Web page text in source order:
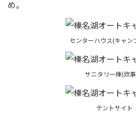
め。
センターハウス(キャン
サニタリー棟(炊
テントサイト